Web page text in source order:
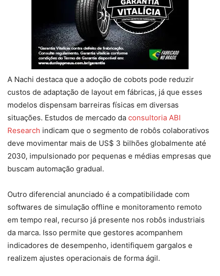
A Nachi destaca que a adoção de cobots pode reduzir
custos de adaptação de layout em fábricas, já que esses
modelos dispensam barreiras físicas em diversas
situações. Estudos de mercado da consultoria ABI
Research indicam que o segmento de robôs colaborativos
deve movimentar mais de US$ 3 bilhões globalmente até
2030, impulsionado por pequenas e médias empresas que
buscam automação gradual.
Outro diferencial anunciado é a compatibilidade com
softwares de simulação offline e monitoramento remoto
em tempo real, recurso já presente nos robôs industriais
da marca. Isso permite que gestores acompanhem
indicadores de desempenho, identifiquem gargalos e
realizem ajustes operacionais de forma ágil.